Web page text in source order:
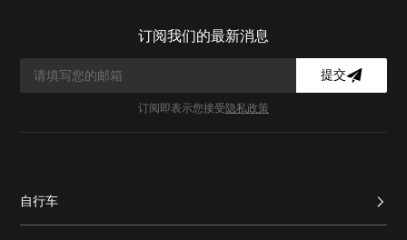
订阅我们的最新消息
提交
订阅即表示您接受隐私政策
自行车